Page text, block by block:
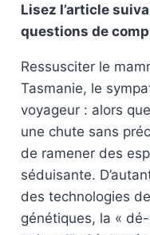
Lisez l’article
questions de
Ressusciter le
Tasmanie, le
voyageur : alors
une chute sans
de ramener des
séduisante.
des technologies
génétiques, la «